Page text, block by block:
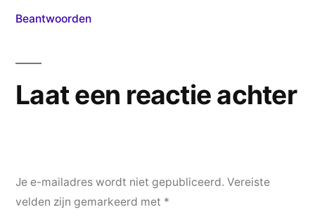
Beantwoorden
Laat een reactie achter
Je e-mailadres wordt niet gepubliceerd. Vereiste
velden zijn gemarkeerd met *